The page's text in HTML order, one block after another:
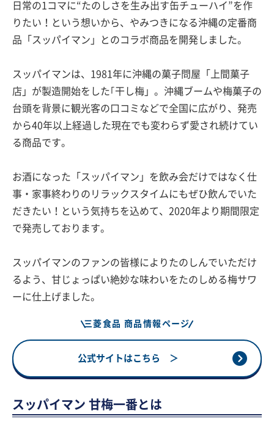
日常の1コマに“たのしさを生み出す缶チューハイ”を作
りたい！という想いから、やみつきになる沖縄の定番商
品「スッパイマン」とのコラボ商品を開発しました。
スッパイマンは、1981年に沖縄の菓子問屋「上間菓子
店」が製造開始をした｢干し梅」。沖縄ブームや梅菓子の
台頭を背景に観光客の口コミなどで全国に広がり、発売
から40年以上経過した現在でも変わらず愛され続けてい
る商品です。
お酒になった「スッパイマン」を飲み会だけではなく仕
事・家事終わりのリラックスタイムにもぜひ飲んでいた
だきたい！という気持ちを込めて、2020年より期間限定
で発売しております。
スッパイマンのファンの皆様によりたのしんでいただけ
るよう、甘じょっぱい絶妙な味わいをたのしめる梅サワ
ーに仕上げました。
三菱食品 商品情報ページ
公式サイトはこちら ＞
スッパイマン 甘梅一番とは